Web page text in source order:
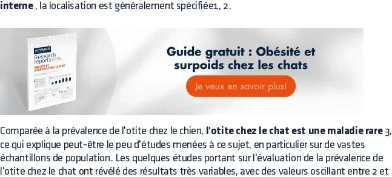
interne, la localisation est généralement spécifiée1, 2.
Comparée à la prévalence de l'otite chez le chien, l'otite chez le chat est une maladie rare3,
ce qui explique peut-être le peu d'études menées à ce sujet, en particulier sur de vastes
échantillons de population. Les quelques études portant sur l'évaluation de la prévalence de
l'otite chez le chat ont révélé des résultats très variables, avec des valeurs oscillant entre 2 et